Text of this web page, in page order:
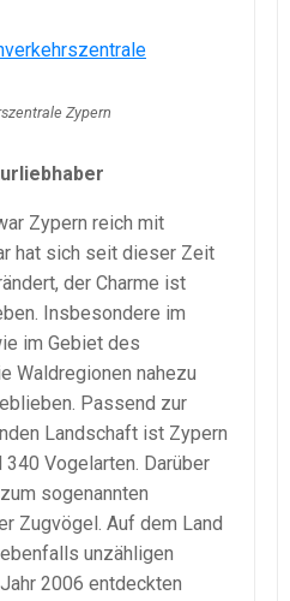
Zypern
Zypern reich mit
hat sich seit dieser Zeit
der Charme ist
Insbesondere im
im Gebiet des
Waldregionen nahezu
Passend zur
Landschaft ist Zypern
Vogelarten. Darüber
sogenannten
Zugvögel. Auf dem Land
unzähligen
2006 entdeckten